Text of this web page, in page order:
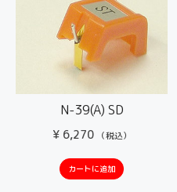
N-39(A) SD
¥6,270 （税込）
カートに追加